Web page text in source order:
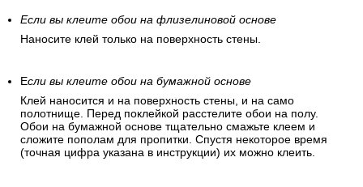
Если вы клеите обои на флизелиновой основе
Наносите клей только на поверхность стены.
Если вы клеите обои на бумажной основе
Клей наносится и на поверхность стены, и на само
полотнище. Перед поклейкой расстелите обои на полу.
Обои на бумажной основе тщательно смажьте клеем и
сложите пополам для пропитки. Спустя некоторое время
(точная цифра указана в инструкции) их можно клеить.